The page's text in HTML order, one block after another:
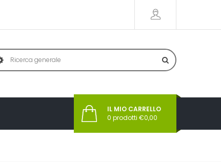
IL MIO CARRELLO
0 prodotti €0,00